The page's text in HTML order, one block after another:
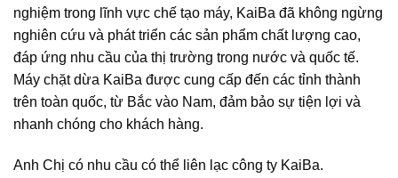
nghiệm trong lĩnh vực chế tạo máy, KaiBa đã không ngừng
nghiên cứu và phát triển các sản phẩm chất lượng cao,
đáp ứng nhu cầu của thị trường trong nước và quốc tế.
Máy chặt dừa KaiBa được cung cấp đến các tỉnh thành
trên toàn quốc, từ Bắc vào Nam, đảm bảo sự tiện lợi và
nhanh chóng cho khách hàng.
Anh Chị có nhu cầu có thể liên lạc công ty KaiBa.